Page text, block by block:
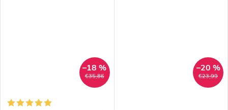
€35,86
–18 %
€23,99
–20 %